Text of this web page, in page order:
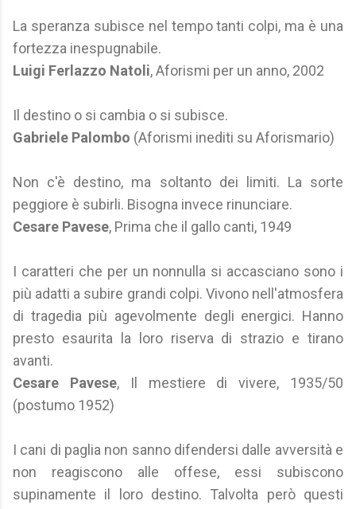
La speranza subisce nel tempo tanti colpi, ma è una
fortezza inespugnabile.
Luigi Ferlazzo Natoli, Aforismi per un anno, 2002
Il destino o si cambia o si subisce.
Gabriele Palombo (Aforismi inediti su Aforismario)
Non c'è destino, ma soltanto dei limiti. La sorte
peggiore è subirli. Bisogna invece rinunciare.
Cesare Pavese, Prima che il gallo canti, 1949
I caratteri che per un nonnulla si accasciano sono i
più adatti a subire grandi colpi. Vivono nell'atmosfera
di tragedia più agevolmente degli energici. Hanno
presto esaurita la loro riserva di strazio e tirano
avanti.
Cesare Pavese, Il mestiere di vivere, 1935/50
(postumo 1952)
I cani di paglia non sanno difendersi dalle avversità e
non reagiscono alle offese, essi subiscono
supinamente il loro destino. Talvolta però questi